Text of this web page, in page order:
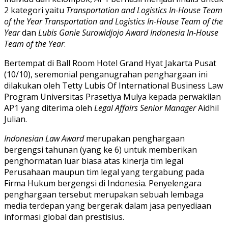
2 kategori yaitu Transportation and Logistics In-House Team
of the Year Transportation and Logistics In-House Team of the
Yeardan Lubis Ganie Surowidjojo Award Indonesia In-House
Team of the Year.
Bertempat di Ball Room Hotel Grand Hyat Jakarta Pusat
(10/10), seremonial penganugrahan penghargaan ini
dilakukan oleh Tetty Lubis Of International Business Law
Program Universitas Prasetiya Mulya kepada perwakilan
AP1 yang diterima oleh Legal Affairs Senior ManagerAidhil
Julian.
Indonesian Law Awardmerupakan penghargaan
bergengsi tahunan (yang ke 6) untuk memberikan
penghormatan luar biasa atas kinerja tim legal
Perusahaan maupun tim legal yang tergabung pada
Firma Hukum bergengsi di Indonesia. Penyelengara
penghargaan tersebut merupakan sebuah lembaga
media terdepan yang bergerak dalam jasa penyediaan
informasi global dan prestisius.